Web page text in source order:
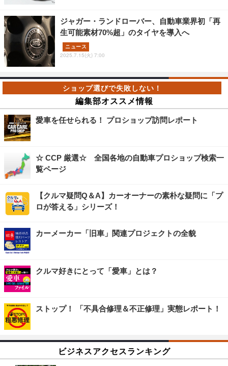
ジャガー・ランドローバー、自動車業界初「再
生可能素材70%超」のタイヤを導入へ
ニュース
2025.7.15(火) 7:00
編集部オススメ情報
愛車を任せられる！ プロショップ訪問レポート
☆ CCP 厳選☆ 全国各地の自動車プロショップ検索一
覧ページ
【クルマ疑問Q＆A】カーオーナーの素朴な疑問に「プ
ロが答える」シリーズ！
カーメーカー「旧車」関連プロジェクトの全貌
クルマ好きにとって「愛車」とは？
ストップ！ 「不具合修理＆不正修理」実態レポート！
ビジネスアクセスランキング